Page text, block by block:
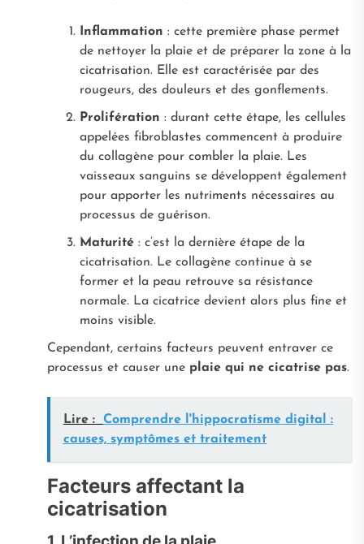
Inflammation : cette première phase permet
de nettoyer la plaie et de préparer la zone à la
cicatrisation. Elle est caractérisée par des
rougeurs, des douleurs et des gonflements.
Prolifération : durant cette étape, les cellules
appelées fibroblastes commencent à produire
du collagène pour combler la plaie. Les
vaisseaux sanguins se développent également
pour apporter les nutriments nécessaires au
processus de guérison.
Maturité: c’est la dernière étape de la
cicatrisation. Le collagène continue à se
former et la peau retrouve sa résistance
normale. La cicatrice devient alors plus fine et
moins visible.
Cependant, certains facteurs peuvent entraver ce
processus et causer une plaie qui ne cicatrise pas.
Lire :
Comprendre l'hippocratisme digital :
causes, symptômes et traitement
Facteurs affectant la
cicatrisation